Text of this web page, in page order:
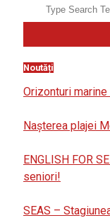
Noutăți
Orizonturi marine
Nașterea plajei
ENGLISH FOR
seniori!
SEAS –